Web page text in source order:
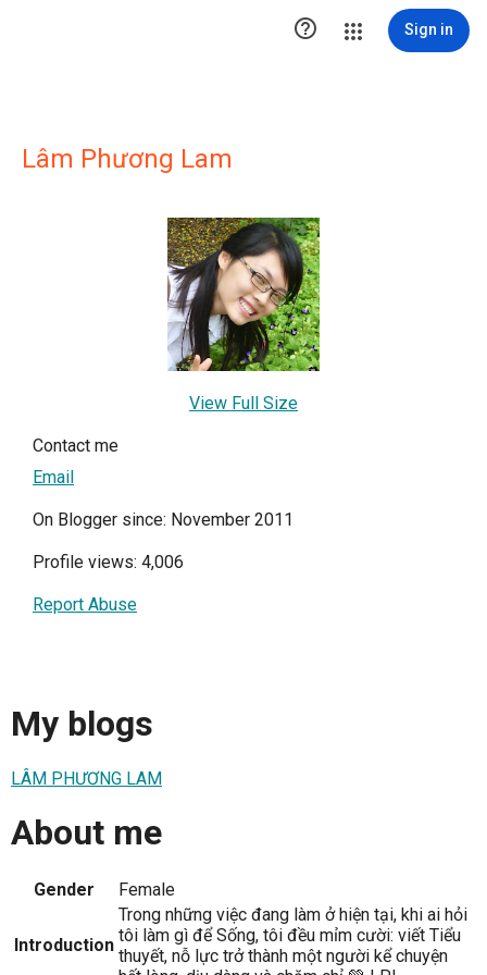
 Sign in
Lâm Phương Lam
View Full Size
Contact me
Email
On Blogger since: November 2011
Profile views: 4,006
Report Abuse
My blogs
LÂM PHƯƠNG LAM
About me
Gender Female
Introduction
Trong những việc đang làm ở hiện tại, khi ai hỏi
tôi làm gì để Sống, tôi đều mỉm cười: viết Tiểu
thuyết, nỗ lực trở thành một người kể chuyện